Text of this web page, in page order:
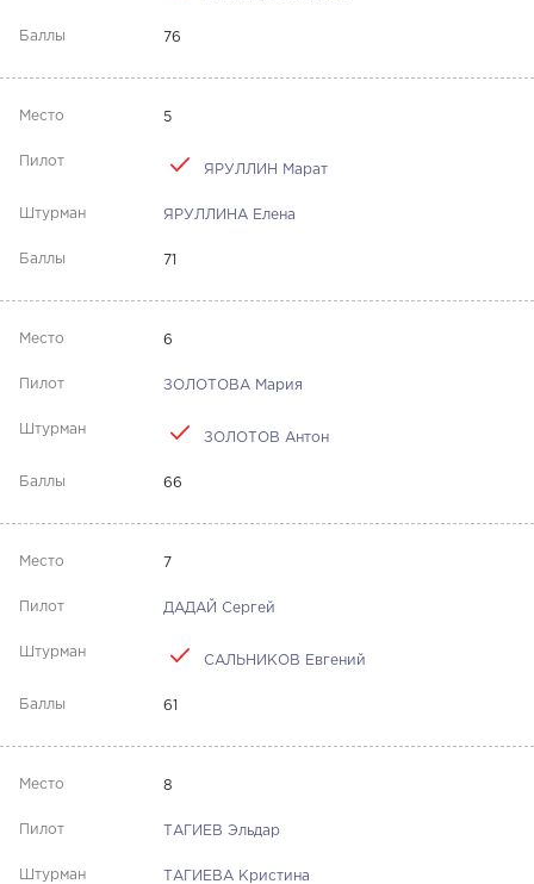
76
5
ЯРУЛЛИН Марат
ЯРУЛЛИНА Елена
71
6
ЗОЛОТОВА Мария
ЗОЛОТОВ Антон
66
7
ДАДАЙ Сергей
САЛЬНИКОВ Евгений
61
8
ТАГИЕВ Эльдар
ТАГИЕВА Кристина